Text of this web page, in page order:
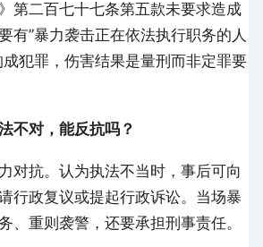
第二百七十七条第五款未要求造成
有”暴力袭击正在依法执行职务的人
成犯罪，伤害结果是量刑而非定罪要
不对，能反抗吗？
对抗。认为执法不当时，事后可向
行政复议或提起行政诉讼。当场暴
、重则袭警，还要承担刑事责任。